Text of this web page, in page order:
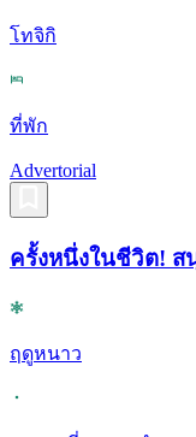
โทจิกิ
ที่พัก
Advertorial
ครั้งหนึ่งในชีวิต!
ฤดูหนาว